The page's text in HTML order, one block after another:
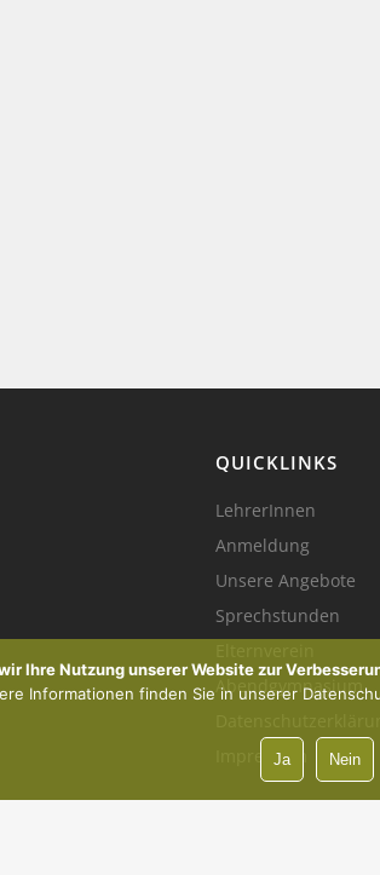
QUICKLINKS
LehrerInnen
Anmeldung
Unsere Angebote
Sprechstunden
Abendgymnasium
Impressum
Ihre Nutzung unserer Website zur
Informationen finden Sie in unserer
Ja Nein